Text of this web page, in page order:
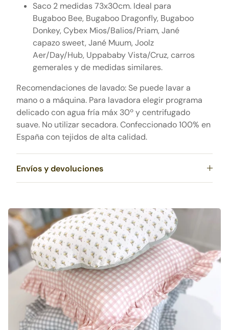
Saco 2 medidas 73x30cm. Ideal para
Bugaboo Bee, Bugaboo Dragonfly, Bugaboo
Donkey, Cybex Mios/Balios/Priam, Jané
capazo sweet, Jané Muum, Joolz
Aer/Day/Hub, Uppababy Vista/Cruz, carros
gemerales y de medidas similares.
Recomendaciones de lavado: Se puede lavar a
mano o a máquina. Para lavadora elegir programa
delicado con agua fría máx 30º y centrifugado
suave. No utilizar secadora. Confeccionado 100% en
España con tejidos de alta calidad.
Envíos y devoluciones